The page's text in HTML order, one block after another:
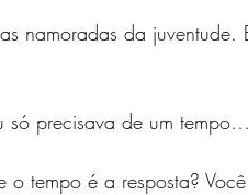
namoradas da juventude.
só precisava de um tempo…
o tempo é a resposta?